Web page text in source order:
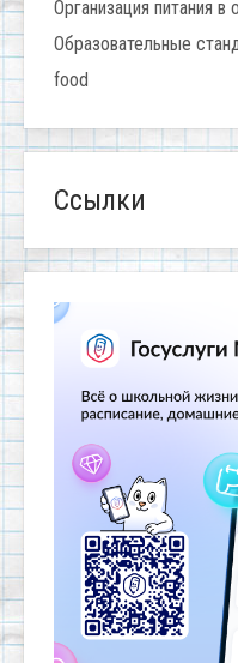
Организация питания в
Образовательные
food
Ссылки